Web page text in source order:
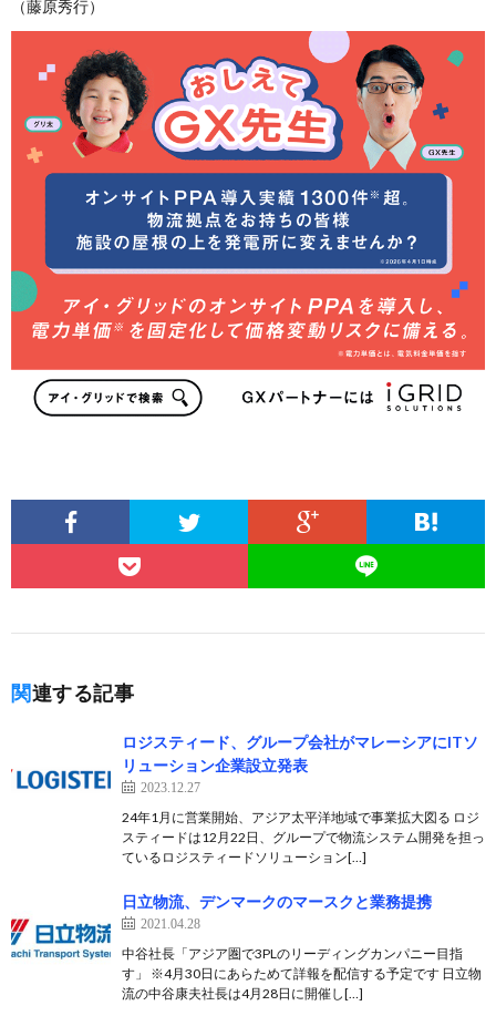
（藤原秀行）
関連する記事
ロジスティード、グループ会社がマレーシアにITソ
リューション企業設立発表
2023.12.27
24年1月に営業開始、アジア太平洋地域で事業拡大図る ロジ
スティードは12月22日、グループで物流システム開発を担っ
ているロジスティードソリューション[…]
日立物流、デンマークのマースクと業務提携
2021.04.28
中谷社長「アジア圏で3PLのリーディングカンパニー目指
す」 ※4月30日にあらためて詳報を配信する予定です 日立物
流の中谷康夫社長は4月28日に開催し[…]